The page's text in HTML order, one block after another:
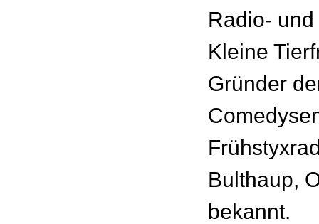
Radio-
Kleine
Gründer
Bulthaup,
bekannt.